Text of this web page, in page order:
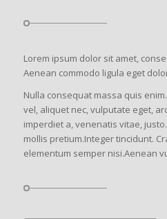
Lorem ipsum dolor sit amet,
Aenean commodo ligula eget
Nulla consequat massa quis
vel, aliquet nec, vulputate eget,
imperdiet a, venenatis vitae,
mollis pretium.Integer tincidunt.
elementum semper nisi.Aenean